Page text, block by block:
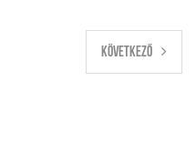
KÖVETKEZŐ